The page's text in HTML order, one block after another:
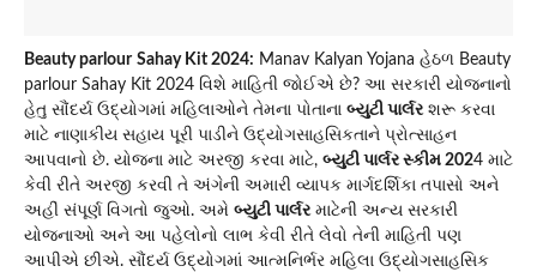
Beauty parlour Sahay Kit 2024: Manav Kalyan Yojana હેઠળ Beauty
parlour Sahay Kit 2024 વિશે માહિતી જોઈએ છે? આ સરકારી યોજનાનો
હેતુ સૌંદર્ય ઉદ્યોગમાં મહિલાઓને તેમના પોતાના બ્યુટી પાર્લરશરૂ કરવા
માટે નાણાકીય સહાય પૂરી પાડીને ઉદ્યોગસાહસિકતાને પ્રોત્સાહન
આપવાનો છે. યોજના માટે અરજી કરવા માટે, બ્યુટી પાર્લર સ્કીમ 2024 માટે
કેવી રીતે અરજી કરવી તે અંગેની અમારી વ્યાપક માર્ગદર્શિકા તપાસો અને
અહીં સંપૂર્ણ વિગતો જુઓ. અમે બ્યુટી પાર્લરમાટેની અન્ય સરકારી
યોજનાઓ અને આ પહેલોનો લાભ કેવી રીતે લેવો તેની માહિતી પણ
આપીએ છીએ. સૌંદર્ય ઉદ્યોગમાં આત્મનિર્ભર મહિલા ઉદ્યોગસાહસિક